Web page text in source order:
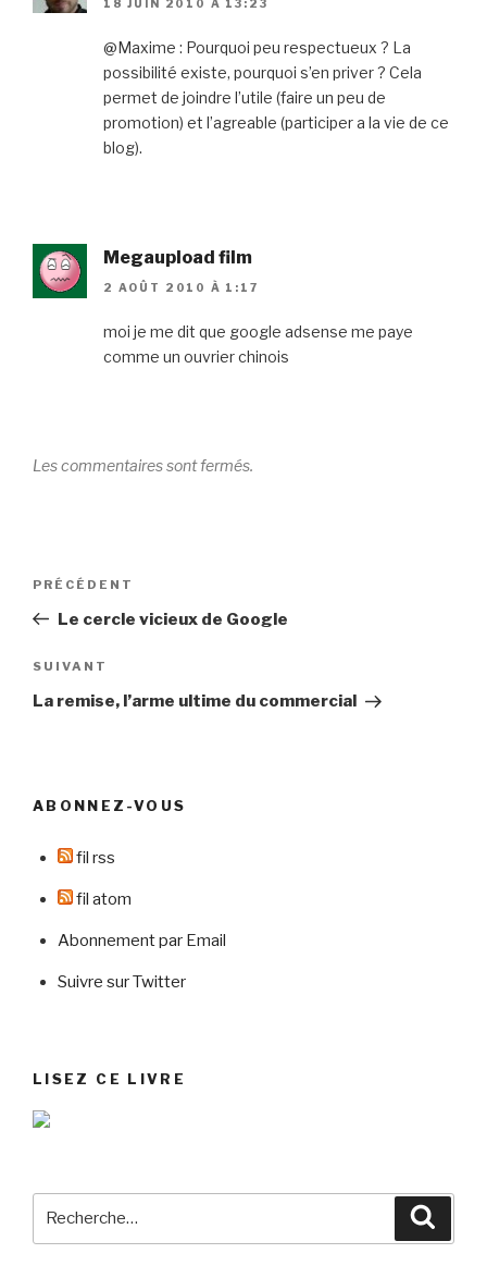
18 JUIN 2010 À 13:23
@Maxime : Pourquoi peu respectueux ? La
possibilité existe, pourquoi s’en priver ? Cela
permet de joindre l’utile (faire un peu de
promotion) et l’agreable (participer a la vie de ce
blog).
Megaupload film
2 AOÛT 2010 À 1:17
moi je me dit que google adsense me paye
comme un ouvrier chinois
Les commentaires sont fermés.
Navigation
l’article
Article
précédent
PRÉCÉDENT
Le cercle vicieux de Google
Article
suivant
SUIVANT
La remise, l’arme ultime du commercial
ABONNEZ-VOUS
fil rss
fil atom
Abonnement par Email
Suivre sur Twitter
LISEZ CE LIVRE